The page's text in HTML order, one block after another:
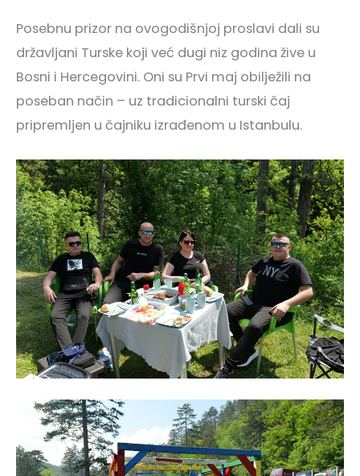
Posebnu prizor na ovogodišnjoj proslavi dali su
državljani Turske koji već dugi niz godina žive u
Bosni i Hercegovini. Oni su Prvi maj obilježili na
poseban način – uz tradicionalni turski čaj
pripremljen u čajniku izrađenom u Istanbulu.